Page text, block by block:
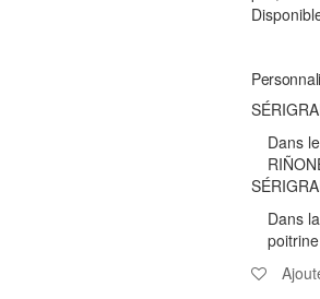
Dans le
Dans la